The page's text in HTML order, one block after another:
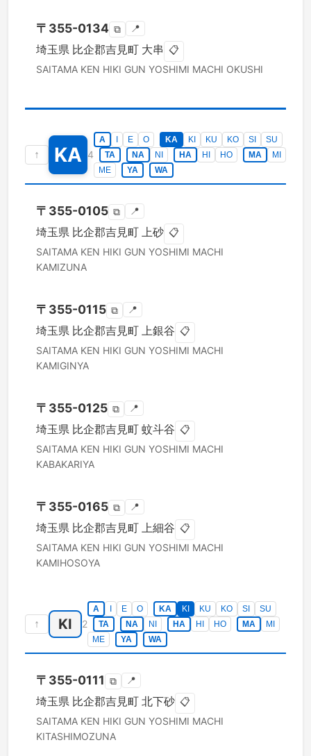
〒 355-0134 ⧉ 📍
埼玉県 比企郡吉見町 大串 📋
SAITAMA KEN HIKI GUN YOSHIMI MACHI OKUSHI
↑ KA 4
A E O KA KI KU KO SI
SU
TA
NA NI HA HI HO MA
MI
ME
YA WA
〒 355-0105 ⧉ 📍
埼玉県 比企郡吉見町 上砂 📋
SAITAMA KEN HIKI GUN YOSHIMI MACHI
KAMIZUNA
〒 355-0115 ⧉ 📍
埼玉県 比企郡吉見町 上銀谷 📋
SAITAMA KEN HIKI GUN YOSHIMI MACHI
KAMIGINYA
〒 355-0125 ⧉ 📍
埼玉県 比企郡吉見町 蚊斗谷 📋
SAITAMA KEN HIKI GUN YOSHIMI MACHI
KABAKARIYA
〒 355-0165 ⧉ 📍
埼玉県 比企郡吉見町 上細谷 📋
SAITAMA KEN HIKI GUN YOSHIMI MACHI
KAMIHOSOYA
↑ KI 2
A E O KA KI KU KO SI
SU
TA
NA NI HA HI HO MA
MI
ME
YA WA
〒 355-0111 ⧉ 📍
埼玉県 比企郡吉見町 北下砂 📋
SAITAMA KEN HIKI GUN YOSHIMI MACHI
KITASHIMOZUNA